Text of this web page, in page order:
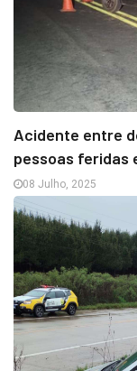
Acidente entre
pessoas feridas
08 Julho, 2025